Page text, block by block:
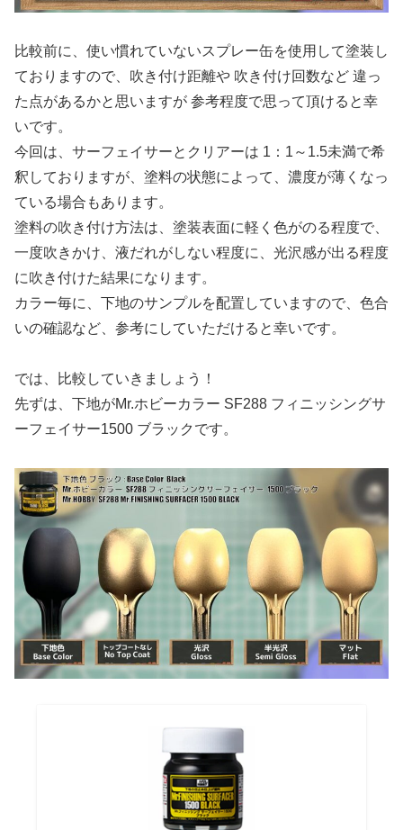
比較前に、使い慣れていないスプレー缶を使用して塗装し
ておりますので、吹き付け距離や 吹き付け回数など 違っ
た点があるかと思いますが 参考程度で思って頂けると幸
いです。
今回は、サーフェイサーとクリアーは 1：1～1.5未満で希
釈しておりますが、塗料の状態によって、濃度が薄くなっ
ている場合もあります。
塗料の吹き付け方法は、塗装表面に軽く色がのる程度で、
一度吹きかけ、液だれがしない程度に、光沢感が出る程度
に吹き付けた結果になります。
カラー毎に、下地のサンプルを配置していますので、色合
いの確認など、参考にしていただけると幸いです。
では、比較していきましょう！
先ずは、下地がMr.ホビーカラー SF288 フィニッシングサ
ーフェイサー1500 ブラックです。